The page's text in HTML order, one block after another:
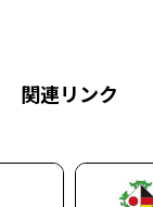
関連リンク